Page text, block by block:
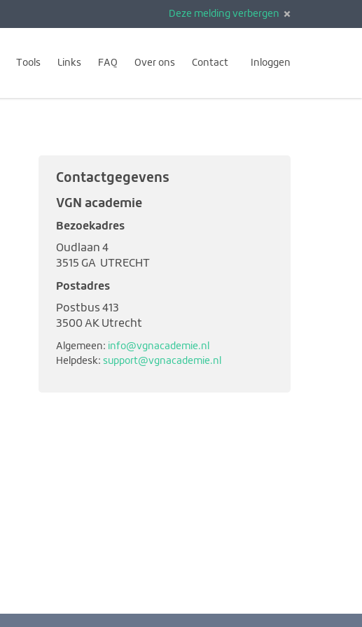
Deze melding verbergen
Tools Links FAQ Over ons Contact Inloggen
Contactgegevens
VGN academie
Bezoekadres
Oudlaan 4
3515 GA UTRECHT
Postadres
Postbus 413
3500 AK Utrecht
Algemeen: info@vgnacademie.nl
Helpdesk: support@vgnacademie.nl